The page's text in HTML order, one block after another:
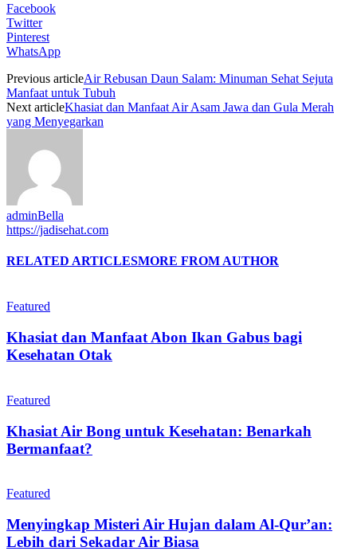
Facebook
Twitter
Pinterest
WhatsApp
Previous articleAir Rebusan Daun Salam: Minuman Sehat Sejuta
Manfaat untuk Tubuh
Next articleKhasiat dan Manfaat Air Asam Jawa dan Gula Merah
yang Menyegarkan
adminBella
https://jadisehat.com
RELATED ARTICLESMORE FROM AUTHOR
Featured
Khasiat dan Manfaat Abon Ikan Gabus bagi
Kesehatan Otak
Featured
Khasiat Air Bong untuk Kesehatan: Benarkah
Bermanfaat?
Featured
Menyingkap Misteri Air Hujan dalam Al-Qur’an:
Lebih dari Sekadar Air Biasa